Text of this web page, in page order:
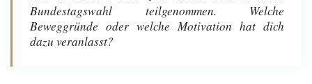
Bundestagswahl teilgenommen. Welche
Beweggründe oder welche Motivation hat dich
dazu veranlasst?